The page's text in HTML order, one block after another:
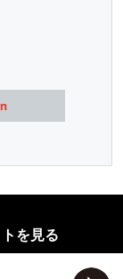
を見る